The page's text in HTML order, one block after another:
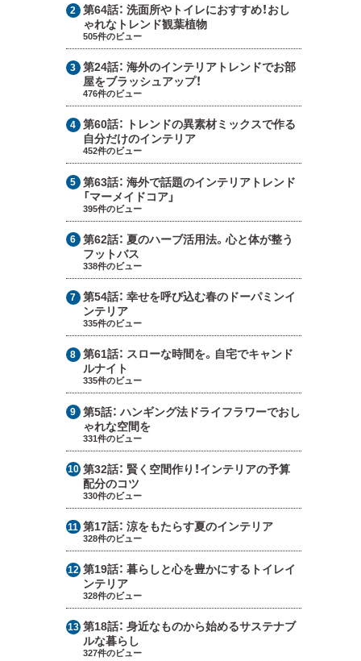
第64話：洗面所やトイレにおすすめ！おし
ゃれなトレンド観葉植物
505件のビュー
第24話：海外のインテリアトレンドでお部
屋をブラッシュアップ！
476件のビュー
第60話： トレンドの異素材ミックスで作る
自分だけのインテリア
452件のビュー
第63話：海外で話題のインテリアトレンド
「マーメイドコア」
395件のビュー
第62話：夏のハーブ活用法。心と体が整う
フットバス
338件のビュー
第54話：幸せを呼び込む春のドーパミンイ
ンテリア
335件のビュー
第61話： スローな時間を。自宅でキャンド
ルナイト
335件のビュー
第5話：ハンギング法ドライフラワーでおし
ゃれな空間を
331件のビュー
第32話： 賢く空間作り！インテリアの予算
配分のコツ
330件のビュー
第17話：涼をもたらす夏のインテリア
328件のビュー
第19話：暮らしと心を豊かにするトイレイ
ンテリア
328件のビュー
第18話：身近なものから始めるサステナブ
ルな暮らし
327件のビュー